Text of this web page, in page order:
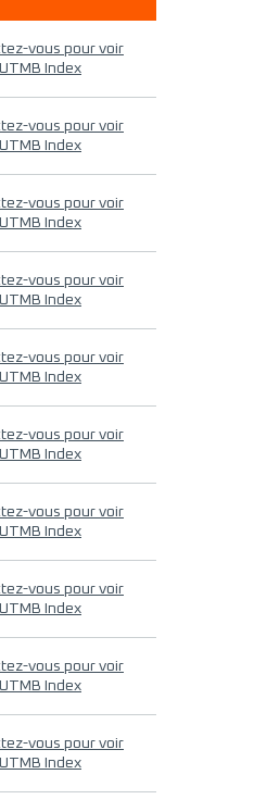
vous pour voir
Index
vous pour voir
Index
vous pour voir
Index
vous pour voir
Index
vous pour voir
Index
vous pour voir
Index
vous pour voir
Index
vous pour voir
Index
vous pour voir
Index
vous pour voir
Index